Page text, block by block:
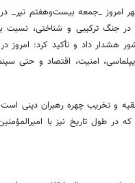
امروز _جمعه بیست‌وهفتم تیر_
در جنگ ترکیبی و شناختی،
هشدار داد و تأکید کرد: امروز
امنیت، اقتصاد و حتی
و تخریب چهره رهبران دینی
در طول تاریخ نیز با